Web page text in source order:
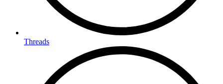
Threads